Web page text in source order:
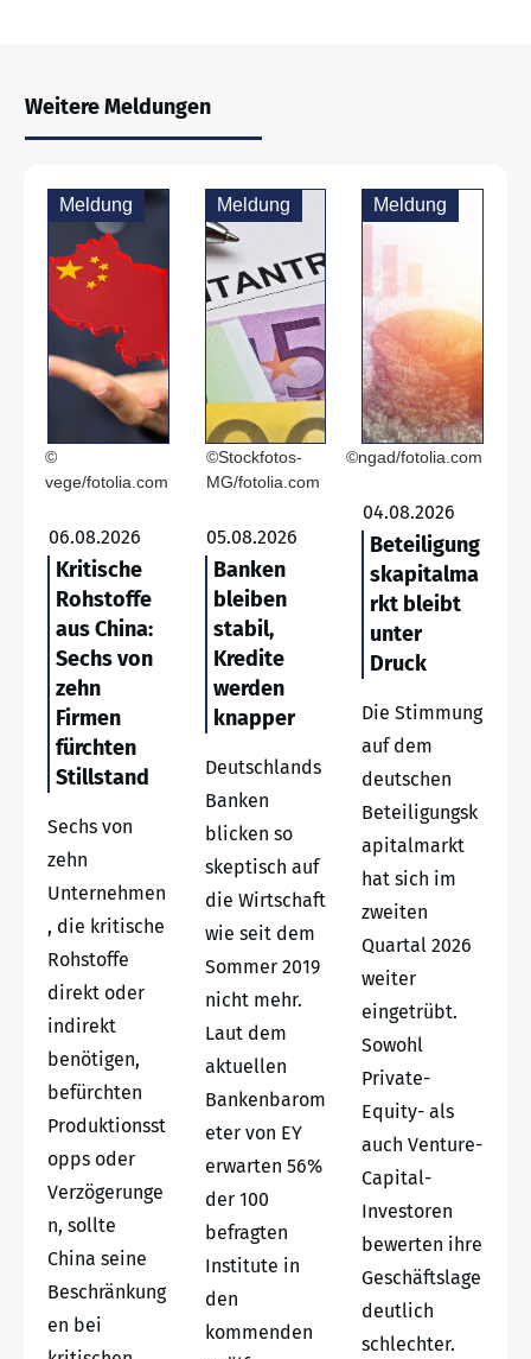
Weitere Meldungen
Meldung
©
vege/fotolia.com
06.08.2026
Kritische
Rohstoffe
aus China:
Sechs von
zehn
Firmen
fürchten
Stillstand
Sechs von
zehn
Unternehmen
, die kritische
Rohstoffe
direkt oder
indirekt
benötigen,
befürchten
Produktionsst
opps oder
Verzögerunge
n, sollte
China seine
Beschränkung
en bei
Meldung
©Stockfotos-
MG/fotolia.com
05.08.2026
Banken
bleiben
stabil,
Kredite
werden
knapper
Deutschlands
Banken
blicken so
skeptisch auf
die Wirtschaft
wie seit dem
Sommer 2019
nicht mehr.
Laut dem
aktuellen
Bankenbarom
eter von EY
erwarten 56%
der 100
befragten
Institute in
den
kommenden
Meldung
©ngad/fotolia.com
04.08.2026
Beteiligung
skapitalma
rkt bleibt
unter
Druck
Die Stimmung
auf dem
deutschen
Beteiligungsk
apitalmarkt
hat sich im
zweiten
Quartal 2026
weiter
eingetrübt.
Sowohl
Private-
Equity- als
auch Venture-
Capital-
Investoren
bewerten ihre
Geschäftslage
deutlich
schlechter.